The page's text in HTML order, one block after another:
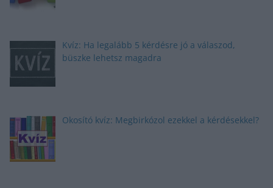
Kvíz: Ha legalább 5 kérdésre jó a válaszod,
büszke lehetsz magadra
Okosító kvíz: Megbirkózol ezekkel a kérdésekkel?